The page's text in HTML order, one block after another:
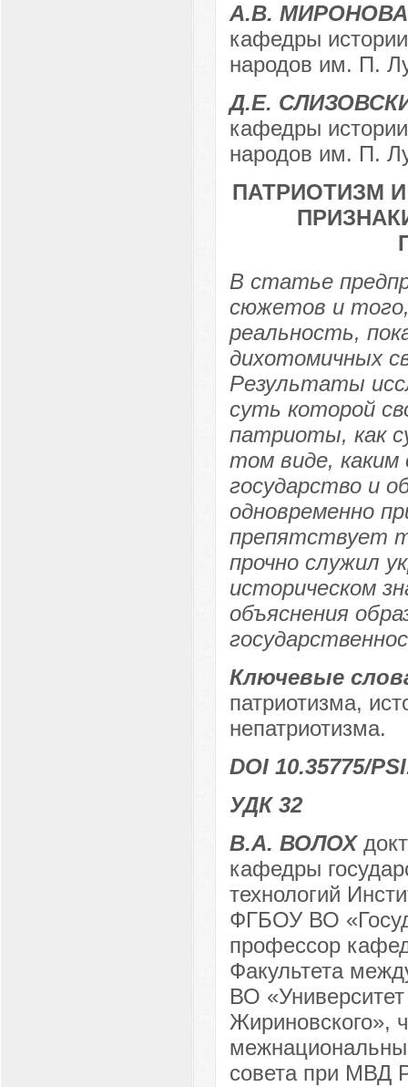
А.В. МИРОНОВА
кафедры
народов им. П.
Д.Е.
кафедры
народов им. П.
ПАТРИОТИЗМ
В статье
сюжетов и
реальность,
дихотомичных
Результаты
суть которой
патриоты, как
том виде, каким
государство и
одновременно
препятствует
прочно служил
историческом
объяснения
Ключевые
патриотизма,
непатриотизма.
DOI 10.35775/
УДК 32
В.А. ВОЛОХ
кафедры
технологий
ФГБОУ ВО
профессор
Факультета
ВО
Жириновского»,
совета при МВД